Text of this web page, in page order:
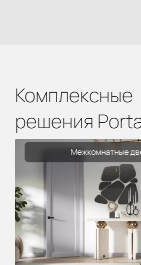
Комплексные
решения
Межкомнатные